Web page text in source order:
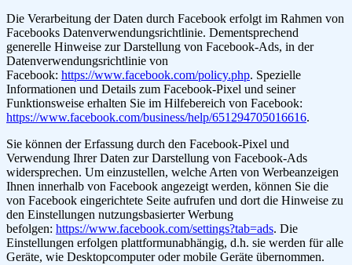
Die Verarbeitung der Daten durch Facebook erfolgt im Rahmen von
Facebooks Datenverwendungsrichtlinie. Dementsprechend
generelle Hinweise zur Darstellung von Facebook-Ads, in der
Datenverwendungsrichtlinie von
Facebook: https://www.facebook.com/policy.php. Spezielle
Informationen und Details zum Facebook-Pixel und seiner
Funktionsweise erhalten Sie im Hilfebereich von Facebook:
https://www.facebook.com/business/help/651294705016616.
Sie können der Erfassung durch den Facebook-Pixel und
Verwendung Ihrer Daten zur Darstellung von Facebook-Ads
widersprechen. Um einzustellen, welche Arten von Werbeanzeigen
Ihnen innerhalb von Facebook angezeigt werden, können Sie die
von Facebook eingerichtete Seite aufrufen und dort die Hinweise zu
den Einstellungen nutzungsbasierter Werbung
befolgen: https://www.facebook.com/settings?tab=ads. Die
Einstellungen erfolgen plattformunabhängig, d.h. sie werden für alle
Geräte, wie Desktopcomputer oder mobile Geräte übernommen.